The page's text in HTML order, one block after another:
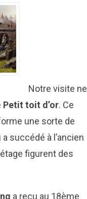
Notre visite ne
Petit toit d’or. Ce
une sorte de
succédé à l’ancien
figurent des
a reçu au 18ème